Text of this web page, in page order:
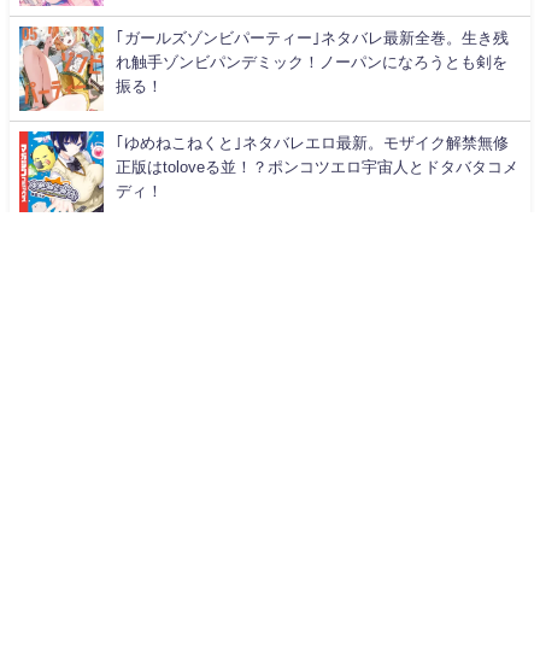
｢ガールズゾンビパーティー｣ネタバレ最新全巻。生き残
れ触手ゾンビパンデミック！ノーパンになろうとも剣を
振る！
｢ゆめねこねくと｣ネタバレエロ最新。モザイク解禁無修
正版はtoloveる並！？ポンコツエロ宇宙人とドタバタコメ
ディ！